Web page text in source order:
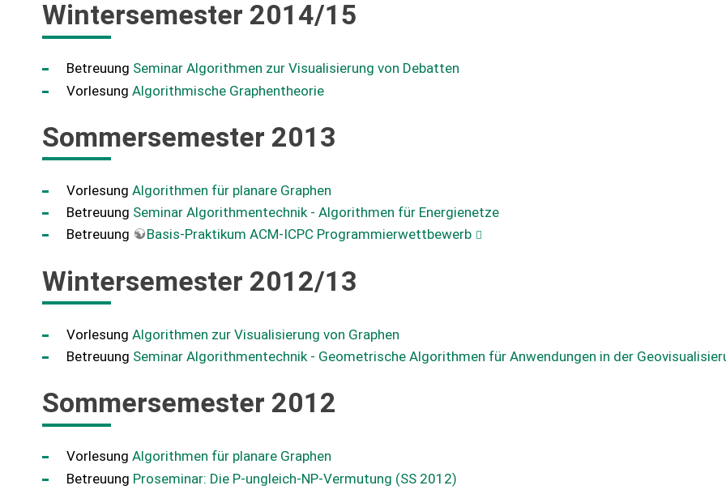
Wintersemester 2014/15
Betreuung Seminar Algorithmen zur Visualisierung von Debatten
VorlesungAlgorithmische Graphentheorie
Sommersemester 2013
VorlesungAlgorithmen für planare Graphen
Betreuung Seminar Algorithmentechnik - Algorithmen für Energienetze
Betreuung
Basis-Praktikum ACM-ICPC Programmierwettbewerb
Wintersemester 2012/13
VorlesungAlgorithmen zur Visualisierung von Graphen
Betreuung Seminar Algorithmentechnik - Geometrische Algorithmen für Anwendungen in der
Sommersemester 2012
VorlesungAlgorithmen für planare Graphen
Betreuung Proseminar: Die P-ungleich-NP-Vermutung (SS 2012)